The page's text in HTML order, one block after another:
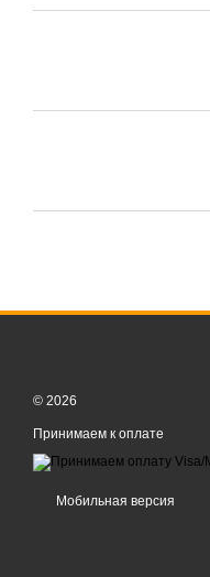
© 2026
Принимаем к оплате
Мобильная версия